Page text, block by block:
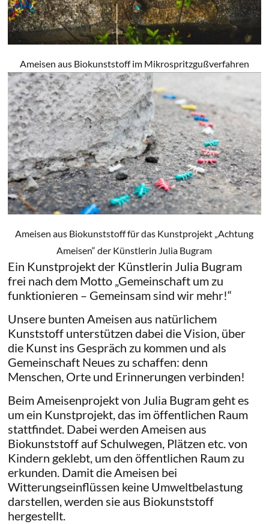
Ameisen aus Biokunststoff im Mikrospritzgußverfahren
Ameisen aus Biokunststoff für das Kunstprojekt „Achtung
Ameisen“ der Künstlerin Julia Bugram
Ein Kunstprojekt der Künstlerin Julia Bugram
frei nach dem Motto „Gemeinschaft um zu
funktionieren – Gemeinsam sind wir mehr!“
Unsere bunten Ameisen aus natürlichem
Kunststoff unterstützen dabei die Vision, über
die Kunst ins Gespräch zu kommen und als
Gemeinschaft Neues zu schaffen: denn
Menschen, Orte und Erinnerungen verbinden!
Beim Ameisenprojekt von Julia Bugram geht es
um ein Kunstprojekt, das im öffentlichen Raum
stattfindet. Dabei werden Ameisen aus
Biokunststoff auf Schulwegen, Plätzen etc. von
Kindern geklebt, um den öffentlichen Raum zu
erkunden. Damit die Ameisen bei
Witterungseinflüssen keine Umweltbelastung
darstellen, werden sie aus Biokunststoff
hergestellt.